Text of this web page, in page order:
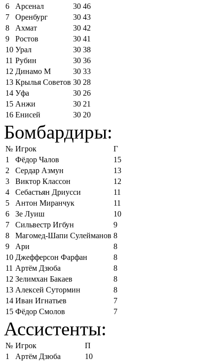
6
Арсенал 30 46
7
Оренбург 30 43
8
Ахмат 30 42
9
Ростов 30 41
10 Урал 30 38
11 Рубин 30 36
12 Динамо М 30 33
13 Крылья Советов 30 28
14 Уфа 30 26
15 Анжи 30 21
16 Енисей 30 20
Бомбардиры:
№ Игрок
Г
1
Фёдор Чалов
15
2
Сердар Азмун
13
3
Виктор Классон
12
4
Себастьян Дриусси
11
5
Антон Миранчук
11
6
Зе Луиш
10
7
Сильвестр Игбун
9
8
Магомед-Шапи Сулейманов 8
9
Ари
8
10 Джефферсон Фарфан
8
11 Артём Дзюба
8
12 Зелимхан Бакаев
8
13 Алексей Сутормин
8
14 Иван Игнатьев
7
15 Фёдор Смолов 7
Ассистенты:
№ Игрок
П
1
Артём Дзюба
10